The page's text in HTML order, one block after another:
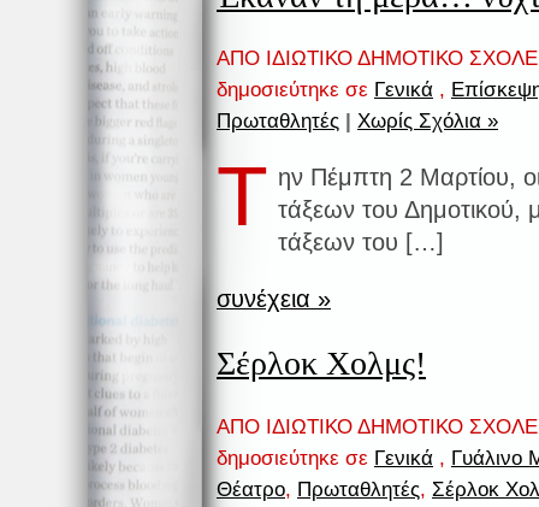
ΑΠΟ ΙΔΙΩΤΙΚΟ ΔΗΜΟΤΙΚΟ
δημοσιεύτηκε σε Γενικά ,
Πρωταθλητές
Χωρίς Σχόλια »
Τ ην Πέμπτη 2 Μαρτίου,
τάξεων του Δημοτικού,
τάξεων του […]
συνέχεια »
Σέρλοκ Χολμς!
ΑΠΟ ΙΔΙΩΤΙΚΟ ΔΗΜΟΤΙΚΟ
δημοσιεύτηκε σε Γενικά , Γυάλινο
Θέατρο, Πρωταθλητές, Σέρλοκ